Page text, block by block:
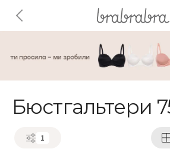
Бюстгальтери
1